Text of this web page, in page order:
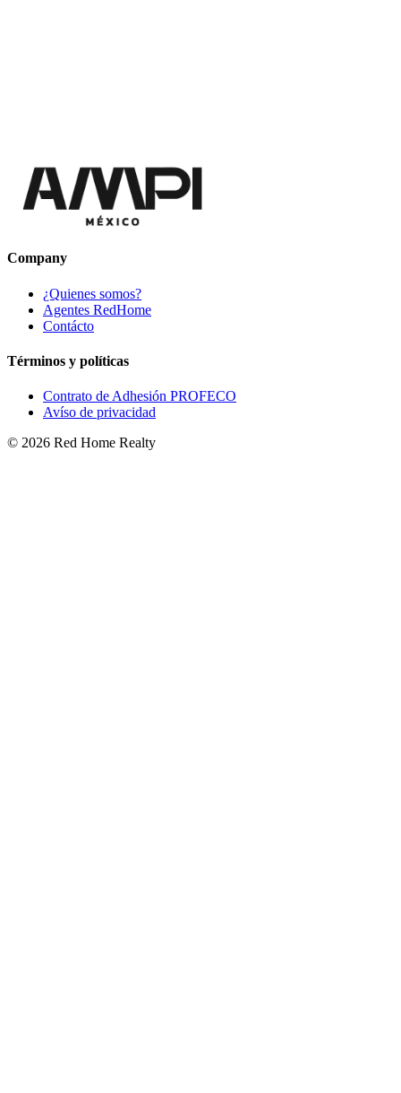
Company
¿Quienes somos?
Agentes RedHome
Contácto
Términos y políticas
Contrato de Adhesión PROFECO
Avíso de privacidad
© 2026 Red Home Realty